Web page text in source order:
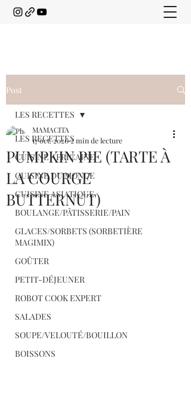
Post
LES RECETTES
CUISINE AFRICAINE
CUISINE DU MONDE
CUISINE ASIATIQUE
BOULANGE/PÂTISSERIE/PAIN
GLACES/SORBETS (SORBETIÈRE
MAGIMIX)
GOÛTER
PETIT-DÉJEUNER
ROBOT COOK EXPERT
SALADES
SOUPE/VELOUTÉ/BOUILLON
BOISSONS
LES RECETTES
PUMPKIN PIE (TARTE À
LA COURGE
BUTTERNUT)
MAMACITA
17 oct. 20202 min de lecture